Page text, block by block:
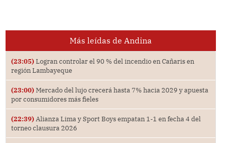
Más leídas de Andina
(23:05) Logran controlar el 90 % del incendio en Cañaris en
región Lambayeque
(23:00) Mercado del lujo crecerá hasta 7% hacia 2029 y apuesta
por consumidores más fieles
(22:39) Alianza Lima y Sport Boys empatan 1-1 en fecha 4 del
torneo clausura 2026